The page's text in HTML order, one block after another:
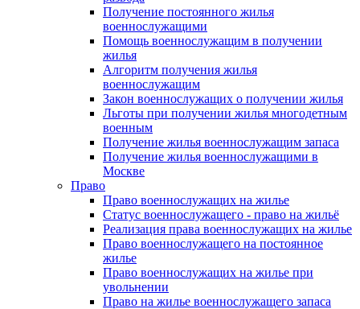
Получение постоянного жилья
военнослужащими
Помощь военнослужащим в получении
жилья
Алгоритм получения жилья
военнослужащим
Закон военнослужащих о получении жилья
Льготы при получении жилья многодетным
военным
Получение жилья военнослужащим запаса
Получение жилья военнослужащими в
Москве
Право
Право военнослужащих на жилье
Статус военнослужащего - право на жильё
Реализация права военнослужащих на жилье
Право военнослужащего на постоянное
жилье
Право военнослужащих на жилье при
увольнении
Право на жилье военнослужащего запаса